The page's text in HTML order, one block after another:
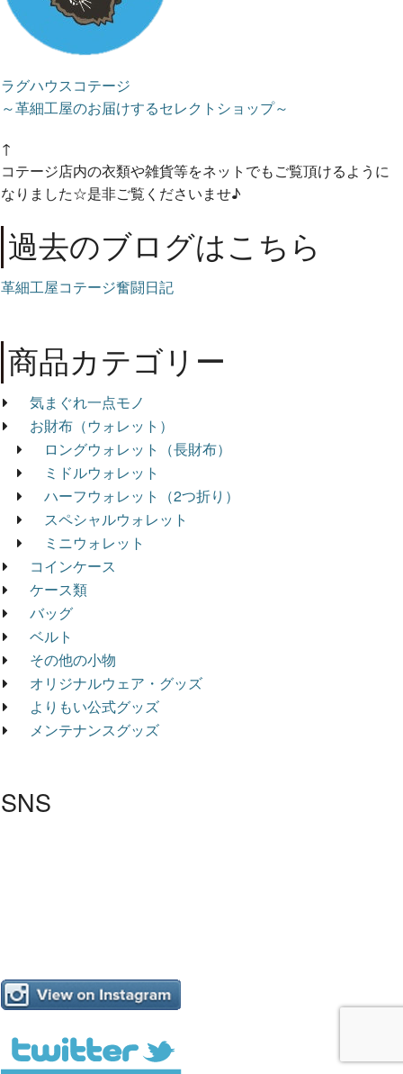
ラグハウスコテージ
～革細工屋のお届けするセレクトショップ～
↑
コテージ店内の衣類や雑貨等をネットでもご覧頂けるように
なりました☆是非ご覧くださいませ♪
過去のブログはこちら
革細工屋コテージ奮闘日記
商品カテゴリー
気まぐれ一点モノ
お財布（ウォレット）
ロングウォレット（長財布）
ミドルウォレット
ハーフウォレット（2つ折り）
スペシャルウォレット
ミニウォレット
コインケース
ケース類
バッグ
ベルト
その他の小物
オリジナルウェア・グッズ
よりもい公式グッズ
メンテナンスグッズ
SNS